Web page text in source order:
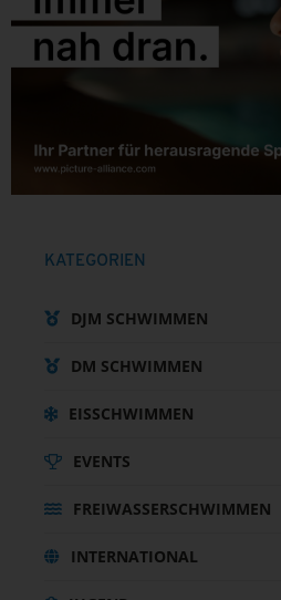
KATEGORIEN
DJM SCHWIMMEN
DM SCHWIMMEN
EISSCHWIMMEN
EVENTS
FREIWASSERSCHWIMMEN
INTERNATIONAL